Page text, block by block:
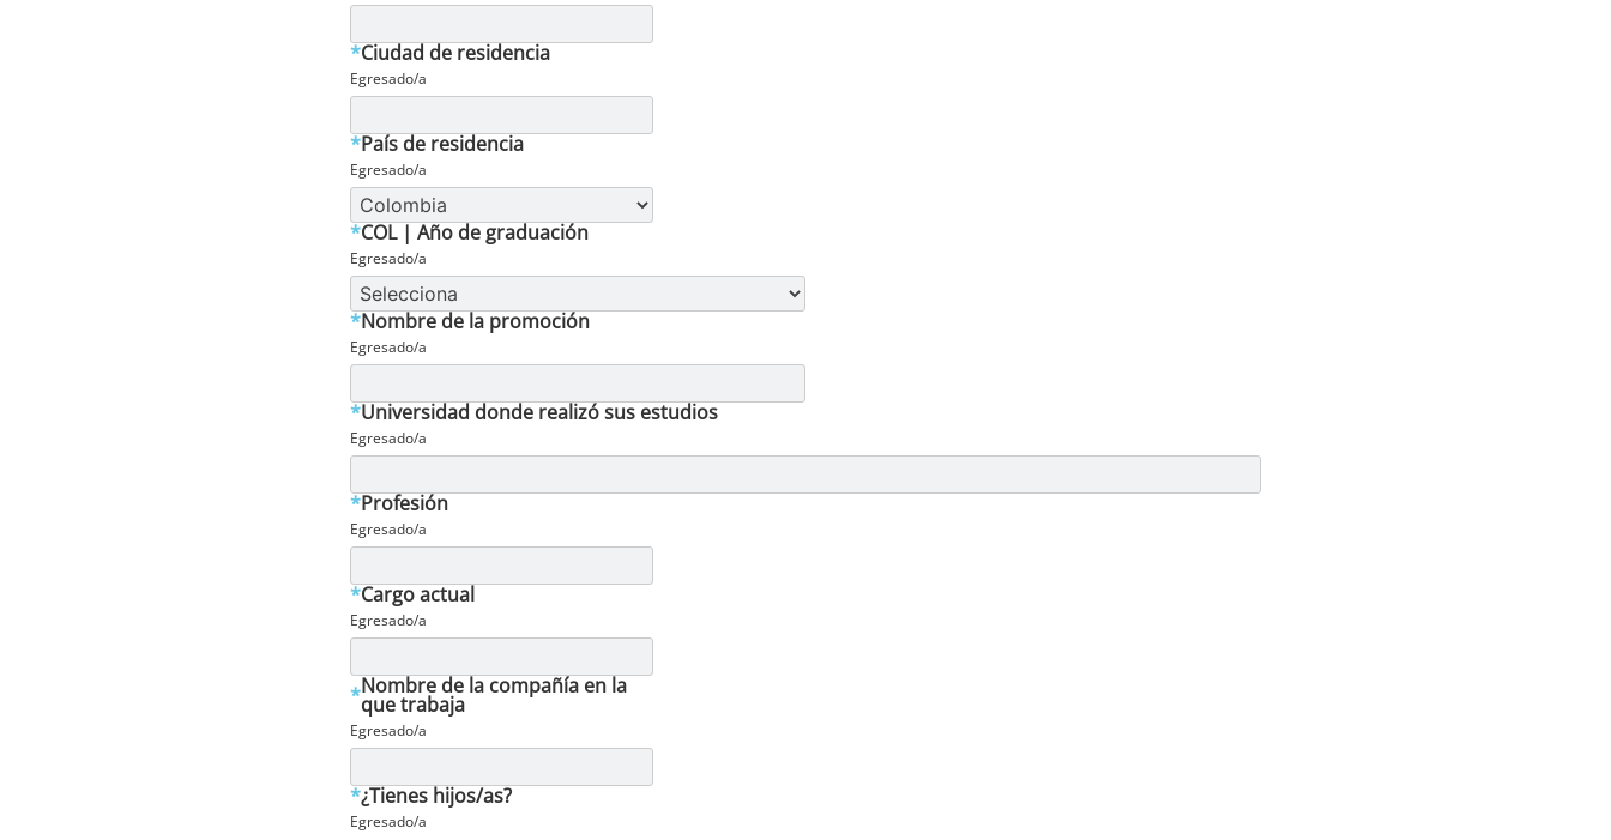
Ciudad de residencia
*
Egresado/a
País de residencia
*
Egresado/a
COL | Año de graduación
*
Egresado/a
Nombre de la promoción
*
Egresado/a
Universidad donde realizó sus estudios
*
Egresado/a
Profesión
*
Egresado/a
Cargo actual
*
Egresado/a
Nombre de la compañía en la
que trabaja
*
Egresado/a
¿Tienes hijos/as?
*
Egresado/a